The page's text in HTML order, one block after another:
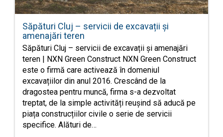
Săpături Cluj – servicii de excavații și
amenajări teren
Săpături Cluj – servicii de excavații și amenajări
teren | NXN Green Construct NXN Green Construct
este o firmă care activează în domeniul
excavațiilor din anul 2016. Crescând de la
dragostea pentru muncă, firma s-a dezvoltat
treptat, de la simple activități reușind să aducă pe
piața construcțiilor civile o serie de servicii
specifice. Alături de…